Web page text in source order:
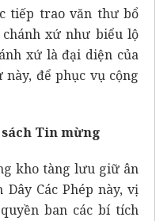
tiếp trao văn thư bổ
xứ như biểu lộ
xứ là đại diện của
để phục vụ cộng
sách Tin mừng
kho tàng lưu giữ ân
Các Phép này, vị
ban các bí tích